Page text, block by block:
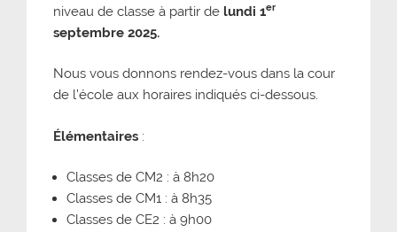
niveau de classe à partir de lundi 1er
septembre 2025.
Nous vous donnons rendez-vous dans la cour
de l’école aux horaires indiqués ci-dessous.
Élémentaires :
Classes de CM2 : à 8h20
Classes de CM1 : à 8h35
Classes de CE2 : à 9h00